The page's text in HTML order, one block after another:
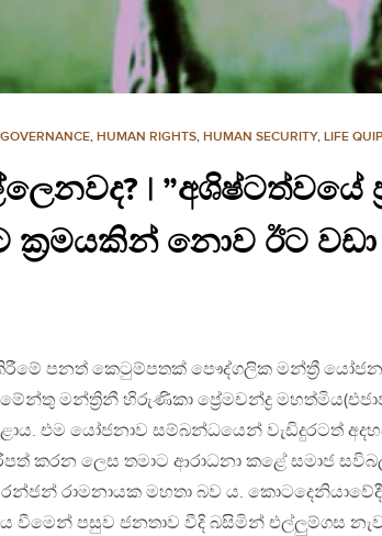
GOVERNANCE, HUMAN RIGHTS, HUMAN SECURITY, LIFE
|
ක්‍රමයකින් නොව ඊට
පනත් කෙටුම්පතක්‌ පෞද්ගලික මන්ත්‍රී
මන්ත්‍රිනී හිරුණිකා ප්‍රේමචන්ද්‍ර
එම යෝජනාව සම්බන්ධයෙන් වැඩිදුරටත්
කරන ලෙස තමාට ආරාධනා කළේ සමාජ
රාමනායක මහතා බව ය.
වීමෙන් පසුව ජනතාව වීදි බසිමින් එල්ලුම්ගස